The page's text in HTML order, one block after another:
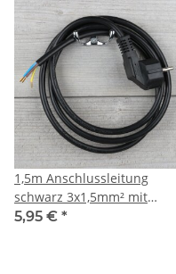
1,5m Anschlussleitung
schwarz 3x1,5mm² mit
Schutzkontakt-Stecker
5,95 € *